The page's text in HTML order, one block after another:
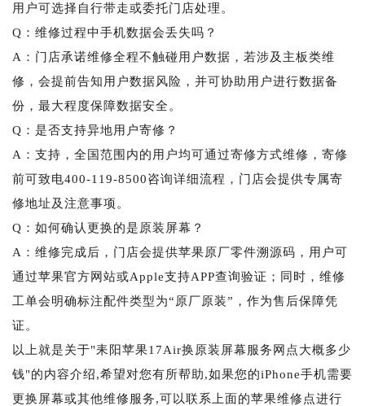
用户可选择自行带走或委托门店处理。
Q：维修过程中手机数据会丢失吗？
A：门店承诺维修全程不触碰用户数据，若涉及主板类维
修，会提前告知用户数据风险，并可协助用户进行数据备
份，最大程度保障数据安全。
Q：是否支持异地用户寄修？
A：支持，全国范围内的用户均可通过寄修方式维修，寄修
前可致电400-119-8500咨询详细流程，门店会提供专属寄
修地址及注意事项。
Q：如何确认更换的是原装屏幕？
A：维修完成后，门店会提供苹果原厂零件溯源码，用户可
通过苹果官方网站或Apple支持APP查询验证；同时，维修
工单会明确标注配件类型为“原厂原装”，作为售后保障凭
证。
以上就是关于"耒阳苹果17Air换原装屏幕服务网点大概多少
钱"的内容介绍,希望对您有所帮助,如果您的iPhone手机需要
更换屏幕或其他维修服务,可以联系上面的苹果维修点进行